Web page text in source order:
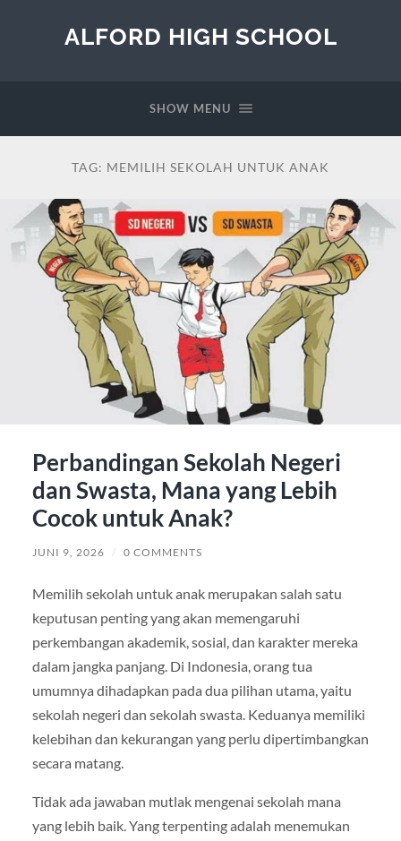
ALFORD HIGH SCHOOL
SHOW MENU
TAG: MEMILIH SEKOLAH UNTUK ANAK
Perbandingan Sekolah Negeri
dan Swasta, Mana yang Lebih
Cocok untuk Anak?
JUNI 9, 2026 / 0 COMMENTS
Memilih sekolah untuk anak merupakan salah satu
keputusan penting yang akan memengaruhi
perkembangan akademik, sosial, dan karakter mereka
dalam jangka panjang. Di Indonesia, orang tua
umumnya dihadapkan pada dua pilihan utama, yaitu
sekolah negeri dan sekolah swasta. Keduanya memiliki
kelebihan dan kekurangan yang perlu dipertimbangkan
secara matang.
Tidak ada jawaban mutlak mengenai sekolah mana
yang lebih baik. Yang terpenting adalah menemukan